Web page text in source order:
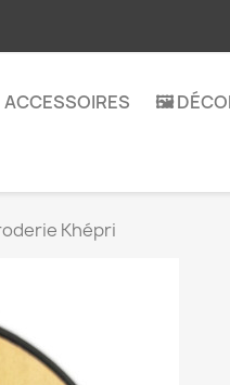
ACCESSOIRES 🖼️
Khépri